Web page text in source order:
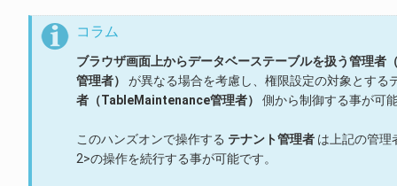
コラム
ブラウザ画面上からデータベーステーブルを扱う管理
管理者）
が異なる場合を考慮し、権限設定の対象とする
者（TableMaintenance管理者）
側から制御する事が可
このハンズオンで操作する テナント管理者 は上記の管理
2>の操作を続行する事が可能です。